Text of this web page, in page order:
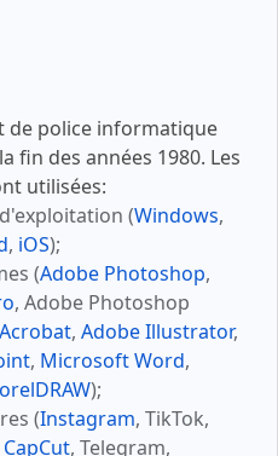
de police informatique
fin des années 1980. Les
utilisées:
(Windows,
, iOS);
(Adobe Photoshop,
, Adobe Photoshop
, Adobe Illustrator,
, Microsoft Word,
);
(Instagram, TikTok,
CapCut, Telegram,